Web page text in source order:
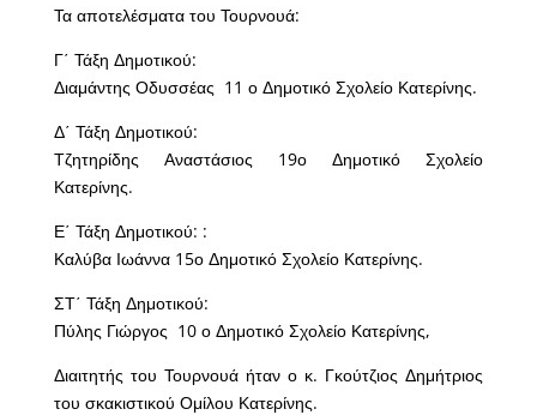
Τα αποτελέσματα του Τουρνουά:
Γ΄ Τάξη Δημοτικού:
Διαμάντης Οδυσσέας 11 ο Δημοτικό Σχολείο Κατερίνης.
Δ΄ Τάξη Δημοτικού:
Τζητηρίδης Αναστάσιος 19ο Δημοτικό Σχολείο
Κατερίνης.
Ε΄ Τάξη Δημοτικού: :
Καλύβα Ιωάννα 15ο Δημοτικό Σχολείο Κατερίνης.
ΣΤ΄ Τάξη Δημοτικού:
Πύλης Γιώργος 10 ο Δημοτικό Σχολείο Κατερίνης,
Διαιτητής του Τουρνουά ήταν ο κ. Γκούτζιος Δημήτριος
του σκακιστικού Ομίλου Κατερίνης.